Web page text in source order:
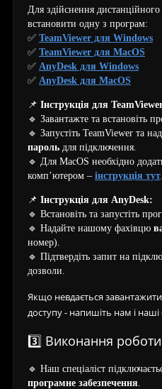
Для здійснення
встановити одну з програм:
✅ TeamViewer для Windows
✅ TeamViewer для MacOS
✅ AnyDesk для Windows
✅ AnyDesk для MacOS
📌 Інструкція для
🔹 Завантажте та встановіть
🔹 Запустіть TeamViewer та
пароль для підключення.
🔹 Для MacOS необхідно
комп’ютером – інструкція тут.
📌 Інструкція для AnyDesk:
🔹 Встановіть та запустіть
🔹 Надайте нашому фахівцю
номер).
🔹 Підтвердіть запит на
дозволи.
Якщо невдається
доступу - напишіть нам і
3️⃣ Виконання роботи
🔹 Наш спеціаліст
програмне забезпечення.